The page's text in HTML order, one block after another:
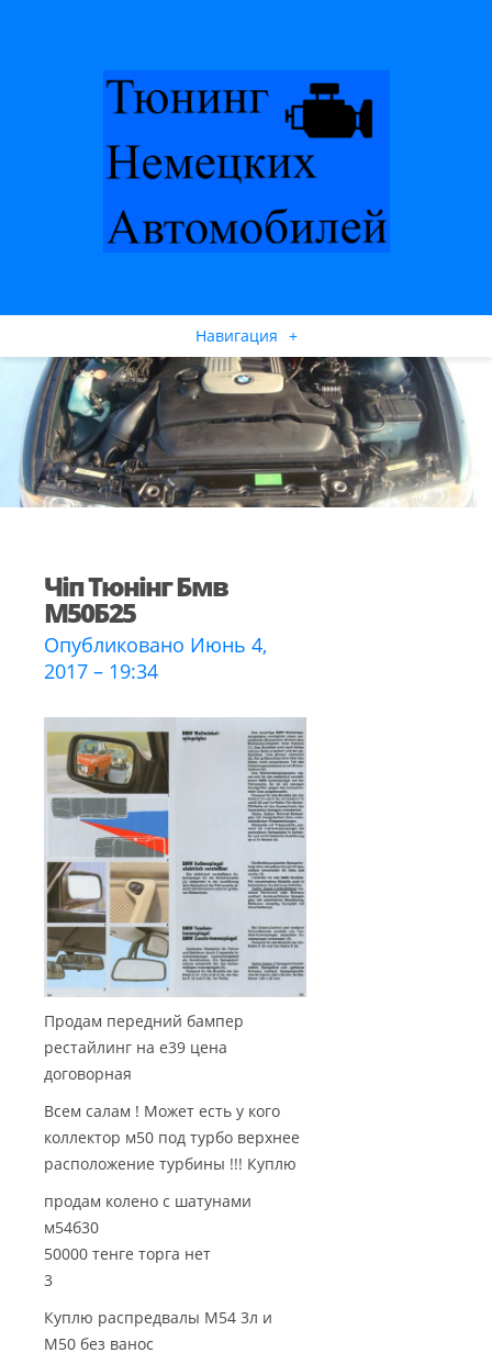
Навигация +
Чіп Тюнінг Бмв
М50Б25
Опубликовано Июнь 4,
2017 – 19:34
Продам передний бампер
рестайлинг на е39 цена
договорная
Всем салам ! Может есть у кого
коллектор м50 под турбо верхнее
расположение турбины !!! Куплю
продам колено с шатунами
м54б30
50000 тенге торга нет
3
Куплю распредвалы М54 3л и
М50 без ванос